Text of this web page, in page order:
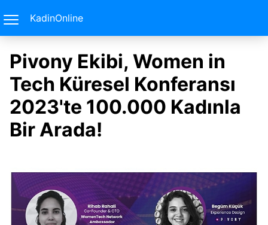
KadinOnline
Pivony Ekibi, Women in
Tech Küresel Konferansı
2023'te 100.000 Kadınla
Bir Arada!